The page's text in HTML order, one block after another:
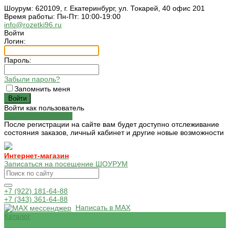
Шоурум: 620109, г. Екатеринбург, ул. Токарей, 40 офис 201
Время работы: Пн-Пт: 10:00-19:00
info@rozetki96.ru
Войти
Логин:
Пароль:
Забыли пароль?
Запомнить меня
Войти как пользователь
После регистрации на сайте вам будет доступно отслеживание
состояния заказов, личный кабинет и другие новые возможности
Интернет-магазин
Записаться на посещение ШОУРУМ
+7 (922) 181-64-88
+7 (343) 361-64-88
Написать в MAX
Каталог